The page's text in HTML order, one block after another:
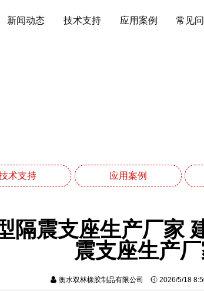
新闻动态 技术支持 应用案例 常见
术支持 应用案例
隔震支座生产厂家
震支座生产
衡水双林橡胶制品有限公司 2026/5/18